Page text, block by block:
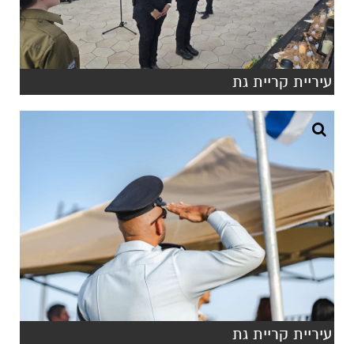
עיריית קריית גת
עיריית קריית גת